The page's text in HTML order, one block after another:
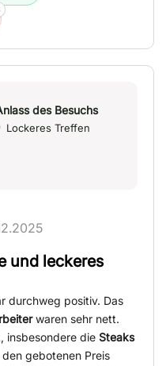
des Besuchs
Lockeres Treffen
und leckeres
durchweg positiv. Das
waren sehr nett.
insbesondere die Steaks
gebotenen Preis